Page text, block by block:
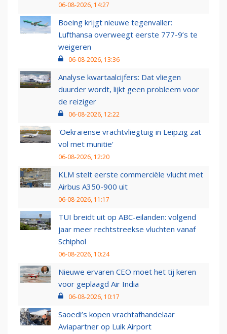
06-08-2026, 14:27
Boeing krijgt nieuwe tegenvaller:
Lufthansa overweegt eerste 777-9’s te
weigeren
06-08-2026, 13:36
Analyse kwartaalcijfers: Dat vliegen
duurder wordt, lijkt geen probleem voor
de reiziger
06-08-2026, 12:22
'Oekraïense vrachtvliegtuig in Leipzig zat
vol met munitie'
06-08-2026, 12:20
KLM stelt eerste commerciële vlucht met
Airbus A350-900 uit
06-08-2026, 11:17
TUI breidt uit op ABC-eilanden: volgend
jaar meer rechtstreekse vluchten vanaf
Schiphol
06-08-2026, 10:24
Nieuwe ervaren CEO moet het tij keren
voor geplaagd Air India
06-08-2026, 10:17
Saoedi’s kopen vrachtafhandelaar
Aviapartner op Luik Airport